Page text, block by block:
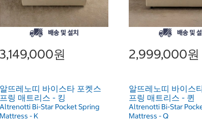
3,149,000원
알뜨레노띠 바이스타 포켓스
프링 매트리스 - 킹
Altrenotti Bi-Star Pocket Spring
Mattress - K
2,999,000원
알뜨레노띠 바이스
프링 매트리스 - 퀸
Altrenotti Bi-Star
Mattress - Q